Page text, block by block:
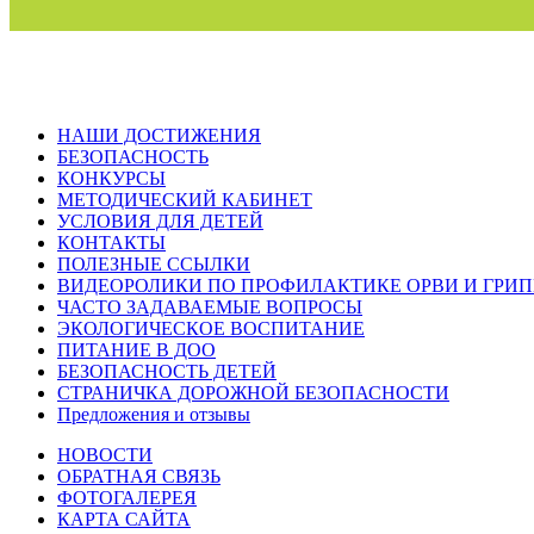
НАШИ ДОСТИЖЕНИЯ
БЕЗОПАСНОСТЬ
КОНКУРСЫ
МЕТОДИЧЕСКИЙ КАБИНЕТ
УСЛОВИЯ ДЛЯ ДЕТЕЙ
КОНТАКТЫ
ПОЛЕЗНЫЕ ССЫЛКИ
ВИДЕОРОЛИКИ ПО ПРОФИЛАКТИКЕ ОРВИ И
ЧАСТО ЗАДАВАЕМЫЕ ВОПРОСЫ
ЭКОЛОГИЧЕСКОЕ ВОСПИТАНИЕ
ПИТАНИЕ В ДОО
БЕЗОПАСНОСТЬ ДЕТЕЙ
СТРАНИЧКА ДОРОЖНОЙ БЕЗОПАСНОСТИ
Предложения и отзывы
НОВОСТИ
ОБРАТНАЯ СВЯЗЬ
ФОТОГАЛЕРЕЯ
КАРТА САЙТА